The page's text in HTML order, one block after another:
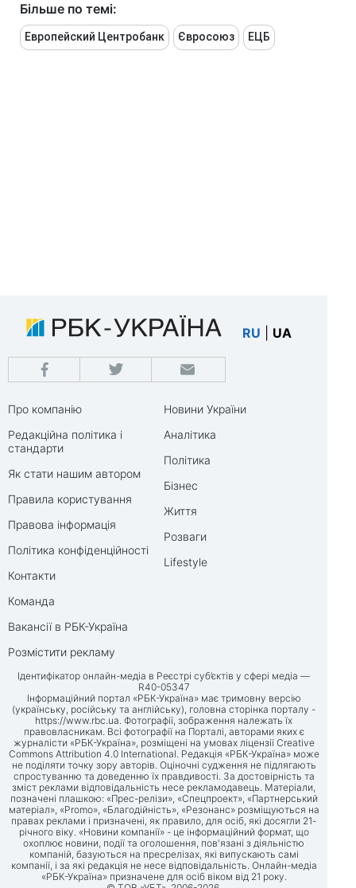
Більше по темі:
Европейский Центробанк Євросоюз ЕЦБ
RU UA
Про компанію
Редакційна політика і
стандарти
Як стати нашим автором
Правила користування
Правова інформація
Політика конфіденційності
Контакти
Команда
Вакансії в РБК-Україна
Розмістити рекламу
Новини України
Аналітика
Політика
Бізнес
Життя
Розваги
Lifestyle
Ідентифікатор онлайн-медіа в Реєстрі суб’єктів у сфері медіа —
R40-05347
Інформаційний портал «РБК-Україна» має тримовну версію
(українську, російську та англійську), головна сторінка порталу -
https://www.rbc.ua. Фотографії, зображення належать їх
правовласникам. Всі фотографії на Порталі, авторами яких є
журналісти «РБК-Україна», розміщені на умовах ліцензії Creative
Commons Attribution 4.0 International. Редакція «РБК-Україна» може
не поділяти точку зору авторів. Оціночні судження не підлягають
спростуванню та доведенню їх правдивості. За достовірність та
зміст реклами відповідальність несе рекламодавець. Матеріали,
позначені плашкою: «Прес-релізи», «Спецпроект», «Партнерський
матеріал», «Promo», «Благодійність», «Резонанс» розміщуються на
правах реклами і призначені, як правило, для осіб, які досягли 21-
річного віку. «Новини компанії» - це інформаційний формат, що
охоплює новини, події та оголошення, пов'язані з діяльністю
компаній, базуються на пресрелізах, які випускають самі
компанії, і за які редакція не несе відповідальність. Онлайн-медіа
«РБК-Україна» призначене для осіб віком від 21 року.